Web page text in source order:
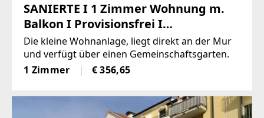
SANIERTE I 1 Zimmer Wohnung m.
Balkon I Provisionsfrei I
Zentrumsnähe
Die kleine Wohnanlage, liegt direkt an der Mur
und verfügt über einen Gemeinschaftsgarten.
1 Zimmer
€ 356,65